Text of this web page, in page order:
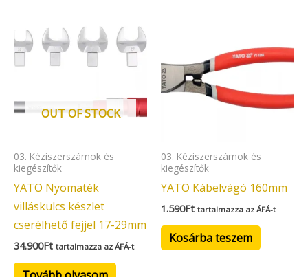
OUT OF STOCK
03. Kéziszerszámok és
kiegészítők
YATO Nyomaték
villáskulcs készlet
cserélhető fejjel 17-29mm
34.900Ft tartalmazza az ÁFÁ-t
03. Kéziszerszámok és
kiegészítők
YATO Kábelvágó 160mm
1.590Ft tartalmazza az ÁFÁ-t
Kosárba teszem